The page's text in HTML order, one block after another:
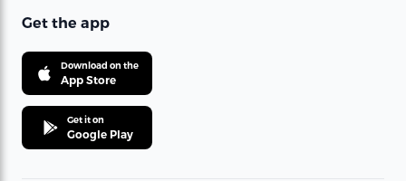
Get the app
Download on the
App Store
Get it on
Google Play